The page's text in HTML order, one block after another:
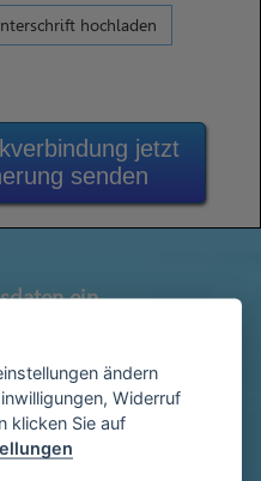
hochladen
jetzt
senden
ein
deiner letzen
und deine Adresse
ändern
Widerruf
klicken Sie auf